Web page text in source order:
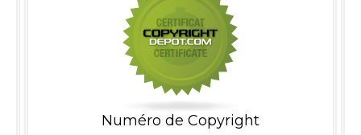
Numéro de Copyright